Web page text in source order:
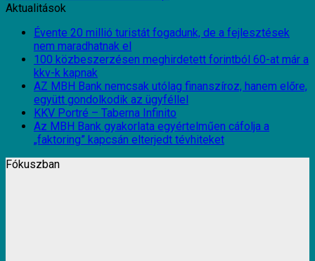
Aktualitások
Évente 20 millió turistát fogadunk, de a fejlesztések
nem maradhatnak el
100 közbeszerzésen meghirdetett forintból 60-at már a
kkv-k kapnak
AZ MBH Bank nemcsak utólag finanszíroz, hanem előre,
együtt gondolkodik az ügyféllel
KKV Portré – Taberna Infinito
Az MBH Bank gyakorlata egyértelműen cáfolja a
„faktoring” kapcsán elterjedt tévhiteket
Fókuszban